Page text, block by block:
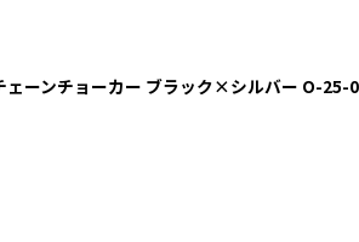
ェーンチョーカー ブラック×シルバー O-